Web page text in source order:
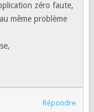
zéro faute,
même problème
Répondre